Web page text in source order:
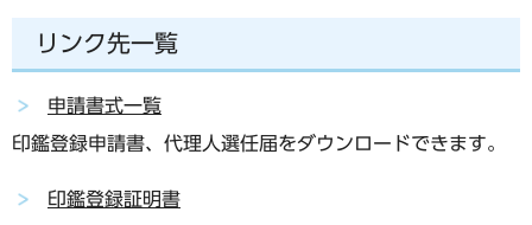
リンク先一覧
申請書式一覧
印鑑登録申請書、代理人選任届をダウンロードできます。
印鑑登録証明書